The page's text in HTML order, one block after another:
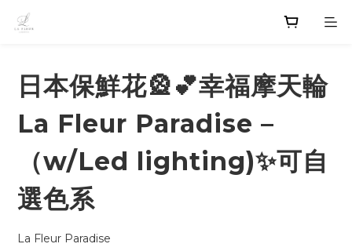
日本保鮮花🎡💕幸福摩天輪
La Fleur Paradise –
（w/Led lighting)✨可自
選色系
La Fleur Paradise